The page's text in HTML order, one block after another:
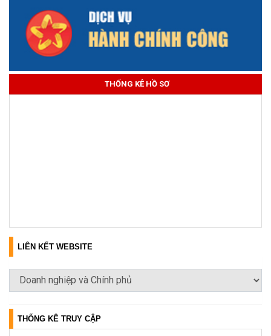
THỐNG KÊ HỒ SƠ
LIÊN KẾT WEBSITE
THỐNG KÊ TRUY CẬP